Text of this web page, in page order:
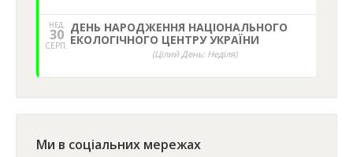
НЕД,
30
СЕРП.
ДЕНЬ НАРОДЖЕННЯ НАЦІОНАЛЬНОГО
ЕКОЛОГІЧНОГО ЦЕНТРУ УКРАЇНИ
(Цілий День: Неділя)
Ми в соціальних мережах